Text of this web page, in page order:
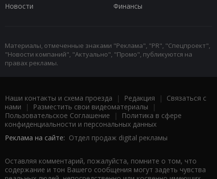
Новости
Финансы
Материалы, отмеченные знаками "Реклама", "PR", "Спецпроект",
"Новости компаний", "Актуально", "Промо", публикуются на
правах рекламы.
Наши контакты и схема проезда | Редакция | Связаться с
нами | Разместить свои видеоматериалы |
Пользовательское Соглашение |
Политика в сфере
конфиденциальности и персональных данных
Реклама на сайте: Отдел продаж digital рекламы
Оставляя комментарий, пожалуйста, помните о том, что
содержание и тон Вашего сообщения могут задеть чувства